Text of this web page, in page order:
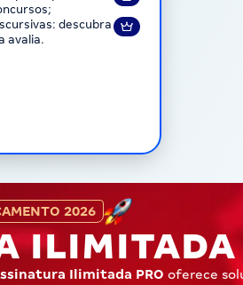
descubra
avalia.
2026
Ilimitada PRO oferece